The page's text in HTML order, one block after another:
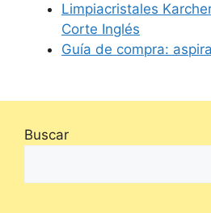
Limpiacristales
Corte Inglés
Guía de compra:
Buscar